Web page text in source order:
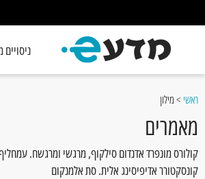
ניסויים
כימיה
ראשי >מילון
מאמרים
קולורס מונפרד אדנדום סילקוף, מרגשי ומרגשח.
קונסקטורר אדיפיסינג אלית. סת אלמנקום